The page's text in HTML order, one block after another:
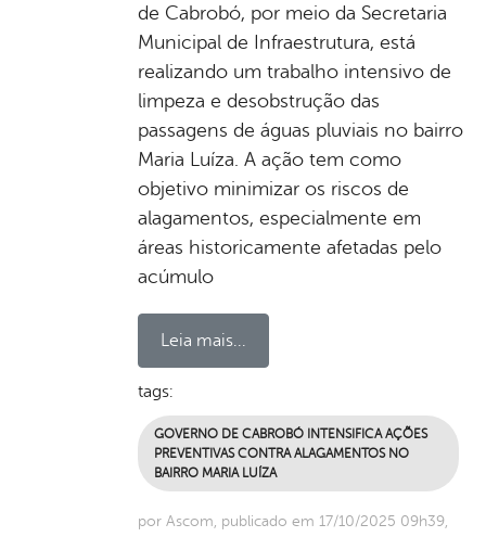
de Cabrobó, por meio da Secretaria
Municipal de Infraestrutura, está
realizando um trabalho intensivo de
limpeza e desobstrução das
passagens de águas pluviais no bairro
Maria Luíza. A ação tem como
objetivo minimizar os riscos de
alagamentos, especialmente em
áreas historicamente afetadas pelo
acúmulo
Leia mais...
tags:
GOVERNO DE CABROBÓ INTENSIFICA AÇÕES
PREVENTIVAS CONTRA ALAGAMENTOS NO
BAIRRO MARIA LUÍZA
por Ascom, publicado em 17/10/2025 09h39,